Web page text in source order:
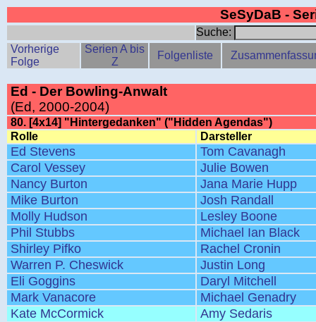
SeSyDaB -
Suche:
Vorherige
Folge
Serien A bis
Z
Folgenliste
Ed - Der Bowling-Anwalt
(Ed, 2000-2004)
80. [4x14] "Hintergedanken" ("Hidden Agendas")
Rolle
Darsteller
Ed Stevens
Tom Cavanagh
Carol Vessey
Julie Bowen
Nancy Burton
Jana Marie Hupp
Mike Burton
Josh Randall
Molly Hudson
Lesley Boone
Phil Stubbs
Michael Ian Black
Shirley Pifko
Rachel Cronin
Warren P. Cheswick
Justin Long
Eli Goggins
Daryl Mitchell
Mark Vanacore
Michael Genadry
Kate McCormick
Amy Sedaris